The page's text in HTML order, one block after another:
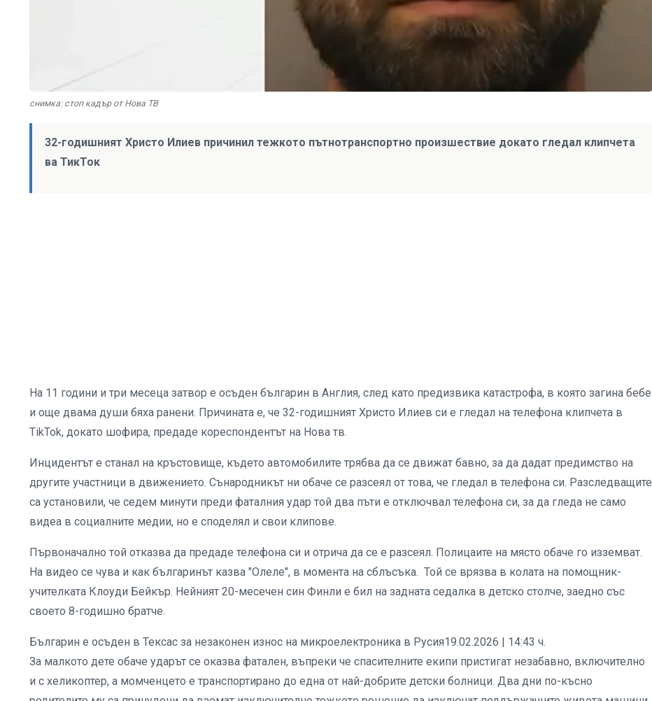
снимка: стоп кадър от Нова ТВ
32-годишният Христо Илиев причинил тежкото пътнотранспортно произшествие докато гледал клипчета
ва ТикТок
На 11 години и три месеца затвор е осъден българин в Англия, след като предизвика катастрофа, в която загина бебе
и още двама души бяха ранени. Причината е, че 32-годишният Христо Илиев си е гледал на телефона клипчета в
TikTok, докато шофира, предаде кореспондентът на Нова тв.
Инцидентът е станал на кръстовище, където автомобилите трябва да се движат бавно, за да дадат предимство на
другите участници в движението. Сънародникът ни обаче се разсеял от това, че гледал в телефона си. Разследващите
са установили, че седем минути преди фаталния удар той два пъти е отключвал телефона си, за да гледа не само
видеа в социалните медии, но е споделял и свои клипове.
Първоначално той отказва да предаде телефона си и отрича да се е разсеял. Полицаите на място обаче го изземват.
На видео се чува и как българинът казва "Олеле", в момента на сблъсъка. Той се врязва в колата на помощник-
учителката Клоуди Бейкър. Нейният 20-месечен син Финли е бил на задната седалка в детско столче, заедно със
своето 8-годишно братче.
Българин е осъден в Тексас за незаконен износ на микроелектроника в Русия19.02.2026 | 14:43 ч.
За малкото дете обаче ударът се оказва фатален, въпреки че спасителните екипи пристигат незабавно, включително
и с хеликоптер, а момченцето е транспортирано до една от най-добрите детски болници. Два дни по-късно